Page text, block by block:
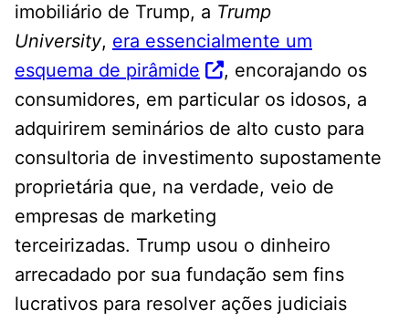
imobiliário de Trump, a Trump
University, era essencialmente um
esquema de pirâmide
, encorajando os
consumidores, em particular os idosos, a
adquirirem seminários de alto custo para
consultoria de investimento supostamente
proprietária que, na verdade, veio de
empresas de marketing
terceirizadas. Trump usou o dinheiro
arrecadado por sua fundação sem fins
lucrativos para resolver ações judiciais